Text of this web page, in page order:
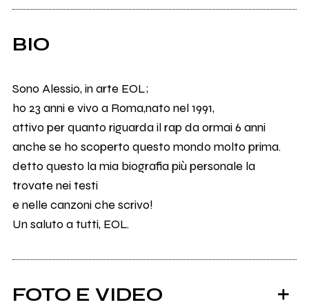
BIO
Sono Alessio, in arte EOL;
ho 23 anni e vivo a Roma,nato nel 1991,
attivo per quanto riguarda il rap da ormai 6 anni
anche se ho scoperto questo mondo molto prima.
detto questo la mia biografia più personale la
trovate nei testi
e nelle canzoni che scrivo!
Un saluto a tutti, EOL.
FOTO E VIDEO